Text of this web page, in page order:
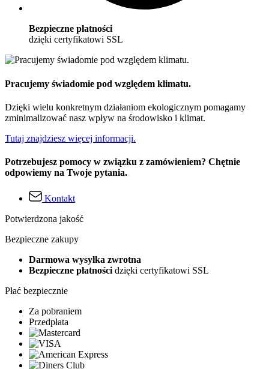
Bezpieczne płatności
dzięki certyfikatowi SSL
Pracujemy świadomie pod względem klimatu.
Dzięki wielu konkretnym działaniom ekologicznym pomagamy
zminimalizować nasz wpływ na środowisko i klimat.
Tutaj znajdziesz więcej informacji.
Potrzebujesz pomocy w związku z zamówieniem? Chętnie
odpowiemy na Twoje pytania.
Kontakt
Potwierdzona jakość
Bezpieczne zakupy
Darmowa wysyłka zwrotna
Bezpieczne płatnościdzięki certyfikatowi SSL
Płać bezpiecznie
Za pobraniem
Przedpłata